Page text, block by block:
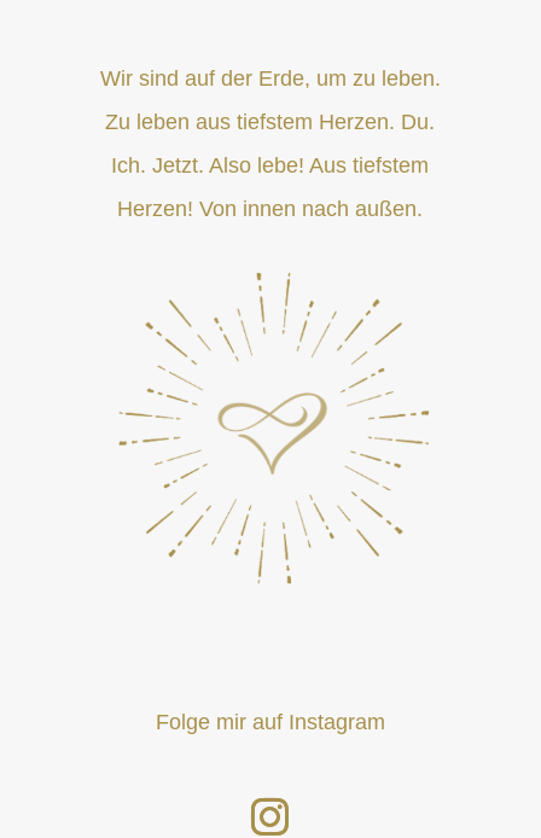
Wir sind auf der Erde, um zu leben.
Zu leben aus tiefstem Herzen. Du.
Ich. Jetzt. Also lebe! Aus tiefstem
Herzen! Von innen nach außen.
Folge mir auf Instagram